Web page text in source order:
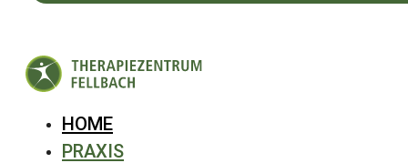
HOME
PRAXIS